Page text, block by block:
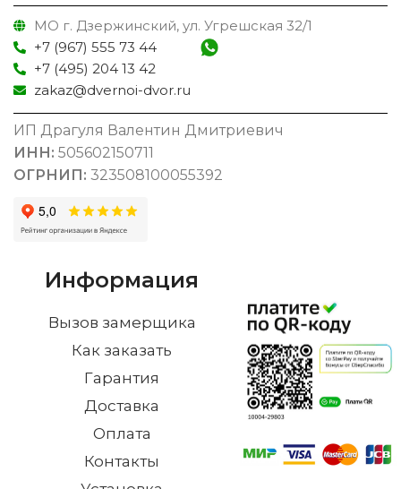
МО г. Дзержинский, ул. Угрешская 32/1
+7 (967) 555 73 44
+7 (495) 204 13 42
zakaz@dvernoi-dvor.ru
ИП Драгуля Валентин Дмитриевич
ИНН: 505602150711
ОГРНИП: 323508100055392
Информация
Вызов замерщика
Как заказать
Гарантия
Доставка
Оплата
Контакты